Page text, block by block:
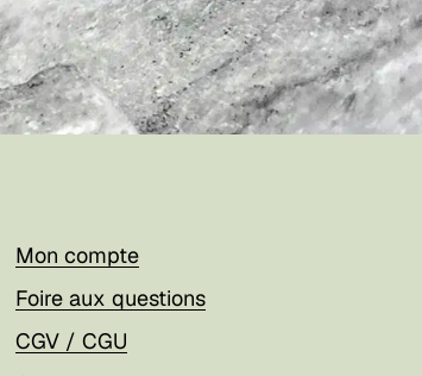
Mon compte
Foire aux questions
CGV / CGU